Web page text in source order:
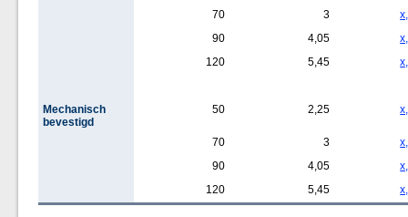
70
3
90
4,05
120
5,45
Mechanisch
bevestigd
50 2,25
70 3
90
4,05
120
5,45